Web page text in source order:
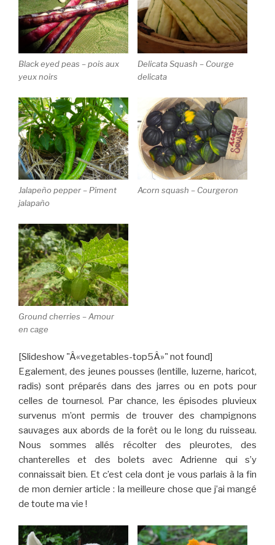
Black eyed peas – pois aux
yeux noirs
Delicata Squash – Courge
delicata
Jalapeño pepper – Piment
jalapaño
Acorn squash – Courgeron
Ground cherries – Amour
en cage
[Slideshow "Â«vegetables-top5Â»" not found]
Egalement, des jeunes pousses (lentille, luzerne, haricot,
radis) sont préparés dans des jarres ou en pots pour
celles de tournesol. Par chance, les épisodes pluvieux
survenus m’ont permis de trouver des champignons
sauvages aux abords de la forêt ou le long du ruisseau.
Nous sommes allés récolter des pleurotes, des
chanterelles et des bolets avec Adrienne qui s’y
connaissait bien. Et c’est cela dont je vous parlais à la fin
de mon dernier article : la meilleure chose que j’ai mangé
de toute ma vie !